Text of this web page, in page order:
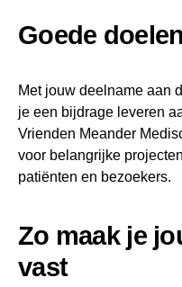
Goede doelen
Met jouw deelname aan
je een bijdrage leveren
Vrienden Meander
voor belangrijke
patiënten en bezoekers.
Zo maak je
vast